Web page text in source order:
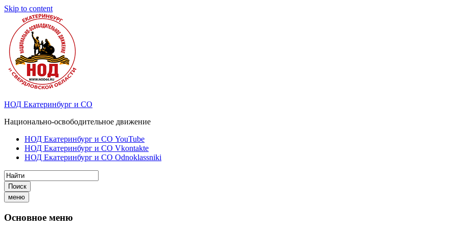
Skip to content
НОД Екатеринбург и СО
Национально-освободительное движение
НОД Екатеринбург и СО YouTube
НОД Екатеринбург и СО Vkontakte
НОД Екатеринбург и СО Odnoklassniki
Поиск
меню
Основное меню